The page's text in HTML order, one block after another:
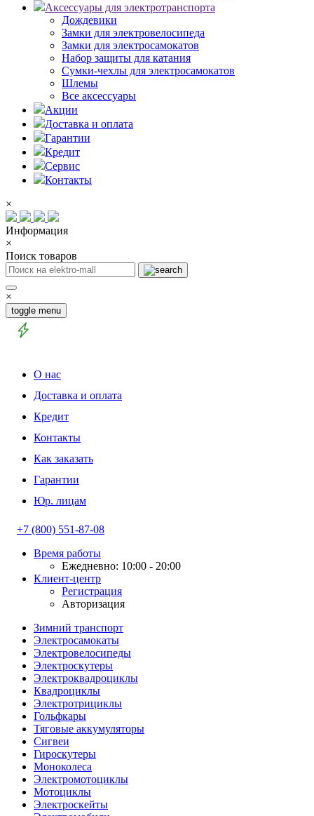
Аксессуары для электротранспорта
Дождевики
Замки для электровелосипеда
Замки для электросамокатов
Набор защиты для катания
Сумки-чехлы для электросамокатов
Шлемы
Все аксессуары
Акции
Доставка и оплата
Гарантии
Кредит
Сервис
Контакты
×
Информация
×
Поиск товаров
×
toggle menu
О нас
Доставка и оплата
Кредит
Контакты
Как заказать
Гарантии
Юр. лицам
+7 (800) 551-87-08
Время работы
Ежедневно: 10:00 - 20:00
Клиент-центр
Регистрация
Авторизация
Зимний транспорт
Электросамокаты
Электровелосипеды
Электроскутеры
Электроквадроциклы
Квадроциклы
Электротрициклы
Гольфкары
Тяговые аккумуляторы
Сигвеи
Гироскутеры
Моноколеса
Электромотоциклы
Мотоциклы
Электроскейты